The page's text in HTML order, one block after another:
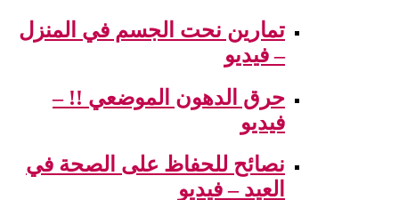
تمارين نحت الجسم في المنزل
– فيديو
حرق الدهون الموضعي !! –
فيديو
نصائح للحفاظ على الصحة في
العيد – فيديو